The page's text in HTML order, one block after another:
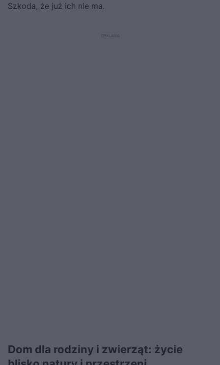
Szkoda, że już ich nie ma.
Dom dla rodziny i zwierząt: życie